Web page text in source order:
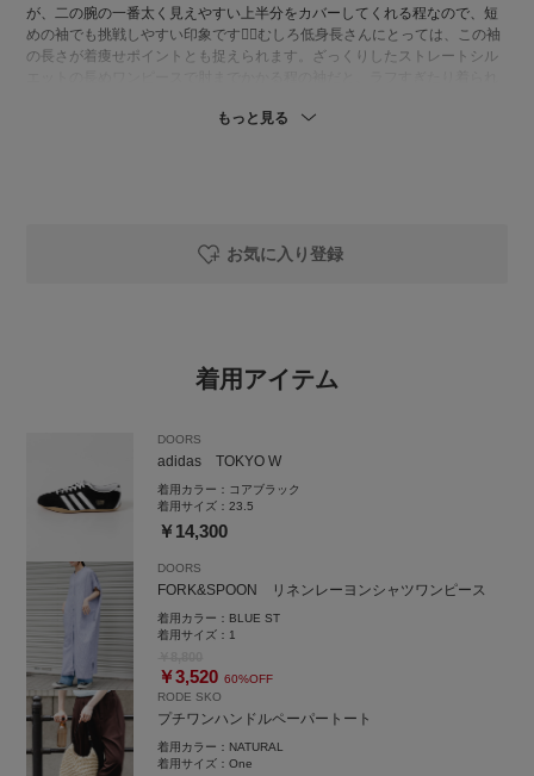
が、二の腕の一番太く見えやすい上半分をカバーしてくれる程なので、短
めの袖でも挑戦しやすい印象です🙂‍↕️むしろ低身長さんにとっては、この袖
の長さが着痩せポイントとも捉えられます。ざっくりしたストレートシル
らその悩みも解決してくれます✨もっと見る
お気に入り登録
着用アイテム
DOORS
adidas TOKYO W
着用カラー： コアブラック
着用サイズ：23.5
￥14,300
DOORS
FORK&SPOON リネンレーヨンシャツワンピース
着用カラー： BLUE ST
着用サイズ： 1
￥3,520 60%OFF
RODE SKO
プチワンハンドルペーパートート
着用カラー： NATURAL
着用サイズ：One